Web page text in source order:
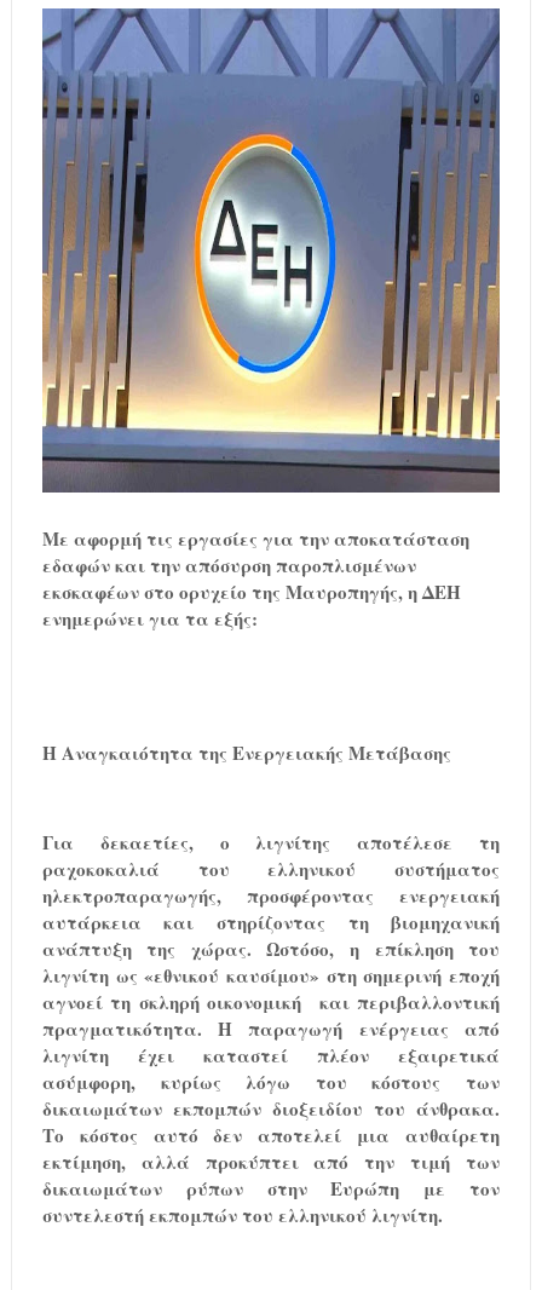
Με αφορμή τις εργασίες για την αποκατάσταση
εδαφών και την απόσυρση παροπλισμένων
εκσκαφέων στο ορυχείο της Μαυροπηγής, η ΔΕΗ
ενημερώνει για τα εξής:
Η Αναγκαιότητα της Ενεργειακής Μετάβασης
Για δεκαετίες, ο λιγνίτης αποτέλεσε τη
ραχοκοκαλιά του ελληνικού συστήματος
ηλεκτροπαραγωγής, προσφέροντας ενεργειακή
αυτάρκεια και στηρίζοντας τη βιομηχανική
ανάπτυξη της χώρας. Ωστόσο, η επίκληση του
λιγνίτη ως «εθνικού καυσίμου» στη σημερινή εποχή
αγνοεί τη σκληρή οικονομική
και περιβαλλοντική
πραγματικότητα. Η παραγωγή ενέργειας από
λιγνίτη έχει καταστεί πλέον εξαιρετικά
ασύμφορη, κυρίως λόγω του κόστους των
δικαιωμάτων εκπομπών διοξειδίου του άνθρακα.
Το κόστος αυτό δεν αποτελεί μια αυθαίρετη
εκτίμηση, αλλά προκύπτει από την τιμή των
δικαιωμάτων ρύπων στην Ευρώπη με τον
συντελεστή εκπομπών του ελληνικού λιγνίτη.